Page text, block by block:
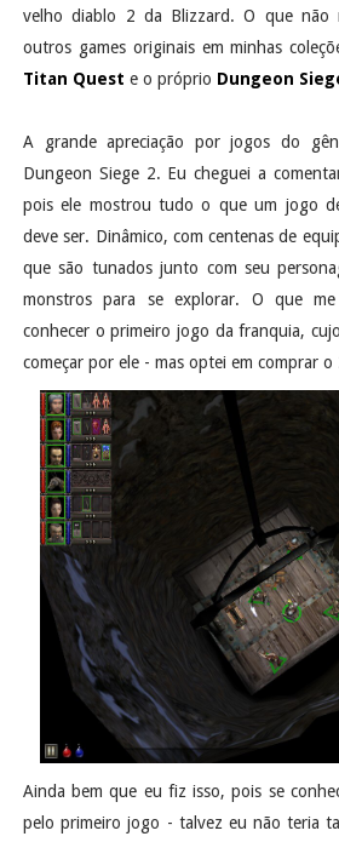
velho diablo 2 da Blizzard. O que não
outros games originais em minhas
Titan Quest e o próprio Dungeon
A grande apreciação por jogos do
Dungeon Siege 2. Eu cheguei a
pois ele mostrou tudo o que um jogo
deve ser. Dinâmico, com centenas de
que são tunados junto com seu
monstros para se explorar. O que
conhecer o primeiro jogo da franquia,
começar por ele - mas optei em comprar o
Ainda bem que eu fiz isso, pois se
pelo primeiro jogo - talvez eu não teria